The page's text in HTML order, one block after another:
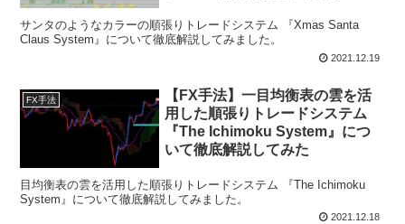
サンタのようなカラーの順張りトレードシステム 『Xmas Santa
Claus System』について徹底解説してみました。
2021.12.19
FX手法
【FX手法】一目均衡表の雲を活
用した順張りトレードシステム
『The Ichimoku System』につ
いて徹底解説してみた
目均衡表の雲を活用した順張りトレードシステム 『The Ichimoku
System』について徹底解説してみました。
2021.12.18